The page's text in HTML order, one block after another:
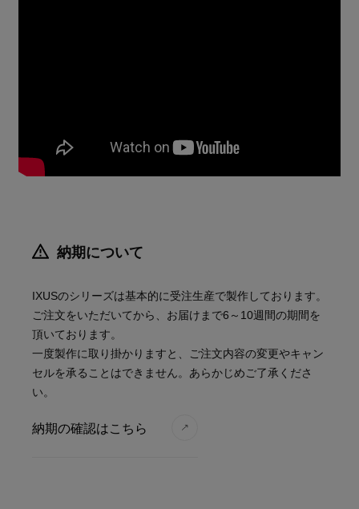
納期について
IXUSのシリーズは基本的に受注生産で製作しております。
ご注文をいただいてから、お届けまで6～10週間の期間を
頂いております。
一度製作に取り掛かりますと、ご注文内容の変更やキャン
セルを承ることはできません。あらかじめご了承くださ
い。
納期の確認はこちら